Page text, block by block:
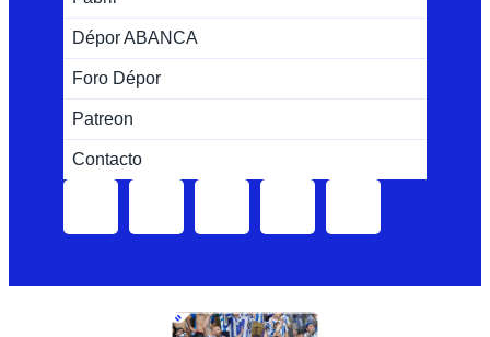
Dépor ABANCA
Foro Dépor
Patreon
Contacto